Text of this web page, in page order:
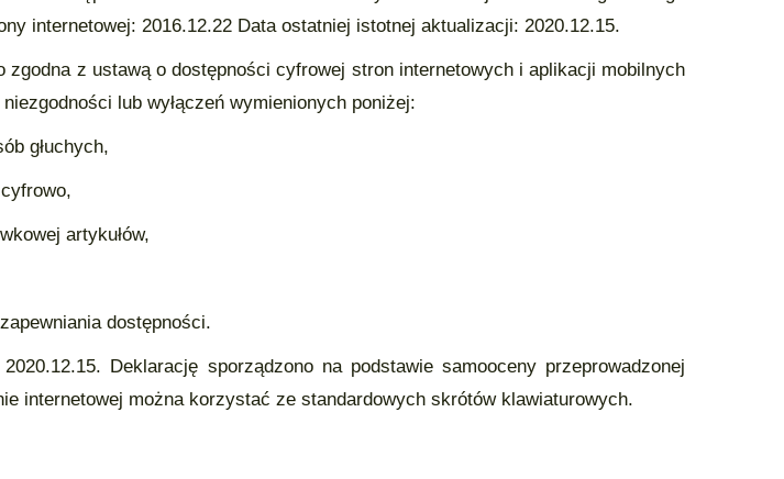
internetowej: 2016.12.22 Data ostatniej istotnej aktualizacji: 2020.12.15.
zgodna z ustawą o dostępności cyfrowej stron internetowych i aplikacji mobilnych
lub wyłączeń wymienionych poniżej:
głuchych,
artykułów,
dostępności.
Deklarację sporządzono na podstawie samooceny przeprowadzonej
internetowej można korzystać ze standardowych skrótów klawiaturowych.